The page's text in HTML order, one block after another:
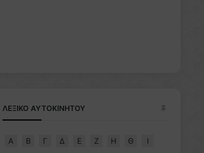
ΛΕΞΙΚΟ ΑΥΤΟΚΙΝΗΤΟΥ
Α Β Γ Δ Ε Ζ Η Θ Ι